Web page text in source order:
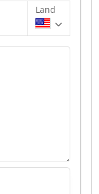
Land